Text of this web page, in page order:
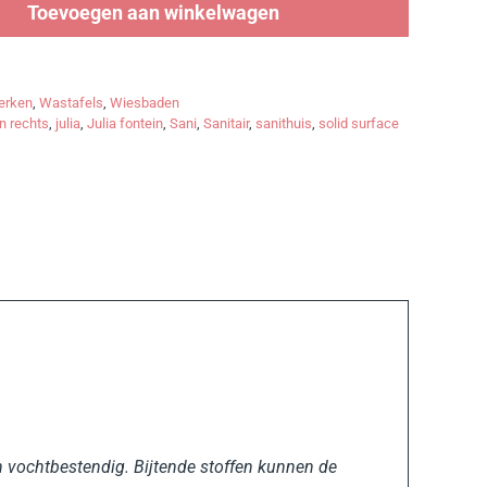
Toevoegen aan winkelwagen
, Wastafels, Wiesbaden
rechts, julia, Julia fontein, Sani, Sanitair, sanithuis, solid surface
vochtbestendig. Bijtende stoffen kunnen de